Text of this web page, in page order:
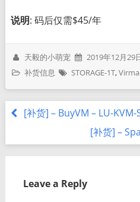
说明: 码后仅需$45/年
天毅的小萌宠 2019年12月29
补货信息
STORAGE-1T,
[补货] – BuyVM – LU-KVM-
[补货] –
Leave a Reply